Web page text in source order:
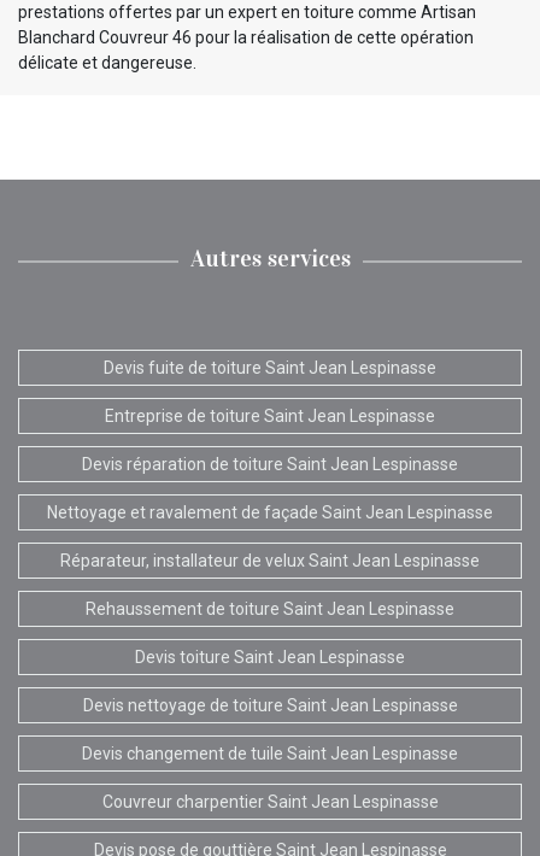
prestations offertes par un expert en toiture comme Artisan
Blanchard Couvreur 46 pour la réalisation de cette opération
délicate et dangereuse.
Autres services
Devis fuite de toiture Saint Jean Lespinasse
Entreprise de toiture Saint Jean Lespinasse
Devis réparation de toiture Saint Jean Lespinasse
Nettoyage et ravalement de façade Saint Jean Lespinasse
Réparateur, installateur de velux Saint Jean Lespinasse
Rehaussement de toiture Saint Jean Lespinasse
Devis toiture Saint Jean Lespinasse
Devis nettoyage de toiture Saint Jean Lespinasse
Devis changement de tuile Saint Jean Lespinasse
Couvreur charpentier Saint Jean Lespinasse
Devis pose de gouttière Saint Jean Lespinasse